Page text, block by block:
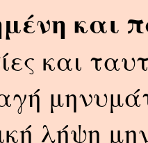
και
και
λήψη